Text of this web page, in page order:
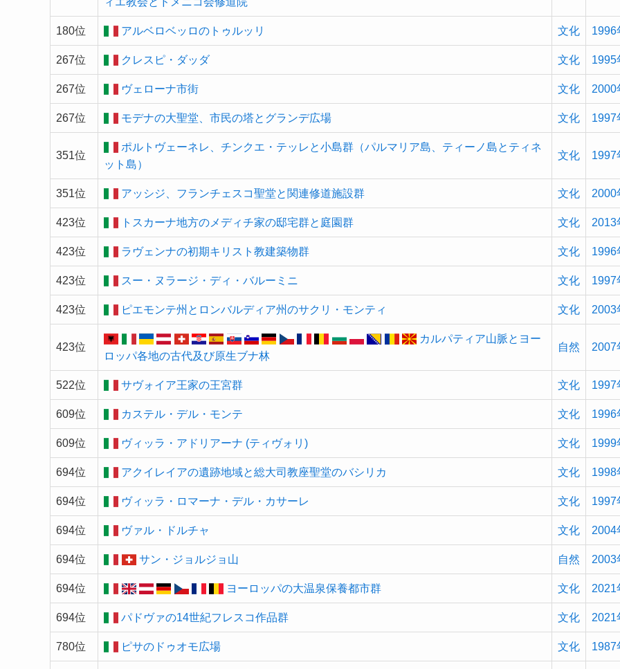
180位 アルベロベッロのトゥルッリ 文化 1996
267位 クレスピ・ダッダ 文化 1995
267位 ヴェローナ市街 文化 2000
267位 モデナの大聖堂、市民の塔とグランデ広場 文化 1997
351位
ポルトヴェーネレ、チンクエ・テッレと小島群（パルマリア島、ティーノ島とティネ
ット島）
文化 1997
351位 アッシジ、フランチェスコ聖堂と関連修道施設群 文化 2000
423位 トスカーナ地方のメディチ家の邸宅群と庭園群 文化 2013
423位 ラヴェンナの初期キリスト教建築物群 文化 1996
423位 スー・ヌラージ・ディ・バルーミニ 文化 1997
423位 ピエモンテ州とロンバルディア州のサクリ・モンティ 文化 2003
423位
カルパティア山脈とヨー
ロッパ各地の古代及び原生ブナ林
自然 2007
522位 サヴォイア王家の王宮群 文化 1997
609位 カステル・デル・モンテ 文化 1996
609位 ヴィッラ・アドリアーナ (ティヴォリ) 文化 1999
694位 アクイレイアの遺跡地域と総大司教座聖堂のバシリカ 文化 1998
694位 ヴィッラ・ロマーナ・デル・カサーレ 文化 1997
694位 ヴァル・ドルチャ 文化 2004
694位 サン・ジョルジョ山 自然 2003
694位 ヨーロッパの大温泉保養都市群 文化 2021
694位 パドヴァの14世紀フレスコ作品群 文化 2021
780位 ピサのドゥオモ広場 文化 1987